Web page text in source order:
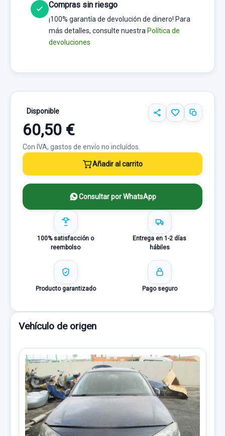
Compras sin riesgo
¡100% garantía de devolución de dinero! Para
más detalles, consulte nuestra Política de
devoluciones
Disponible
60,50 €
Con IVA, gastos de envío no incluídos.
Añadir al carrito
Consultar por WhatsApp
100% satisfacción o
reembolso
Entrega en 1-2 días
hábiles
Producto garantizado Pago seguro
Vehículo de origen